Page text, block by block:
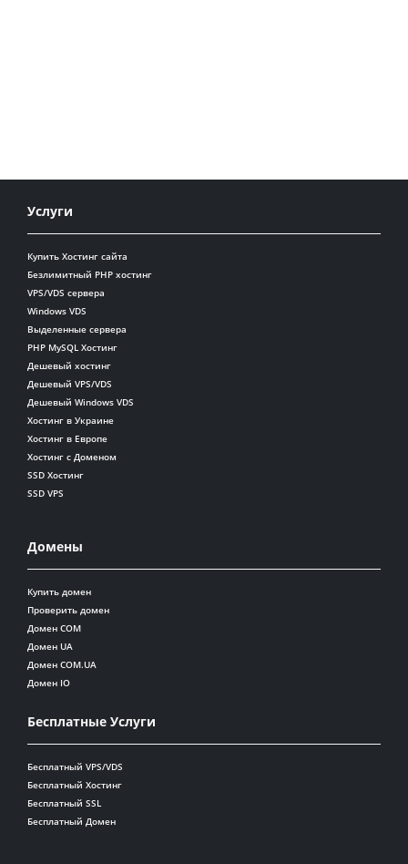
Услуги
Купить Хостинг сайта
Безлимитный PHP хостинг
VPS/VDS сервера
Windows VDS
Выделенные сервера
PHP MySQL Хостинг
Дешевый хостинг
Дешевый VPS/VDS
Дешевый Windows VDS
Хостинг в Украине
Хостинг в Европе
Хостинг с Доменом
SSD Хостинг
SSD VPS
Домены
Купить домен
Проверить домен
Домен COM
Домен UA
Домен COM.UA
Домен IO
Бесплатные Услуги
Бесплатный VPS/VDS
Бесплатный Хостинг
Бесплатный SSL
Бесплатный Домен